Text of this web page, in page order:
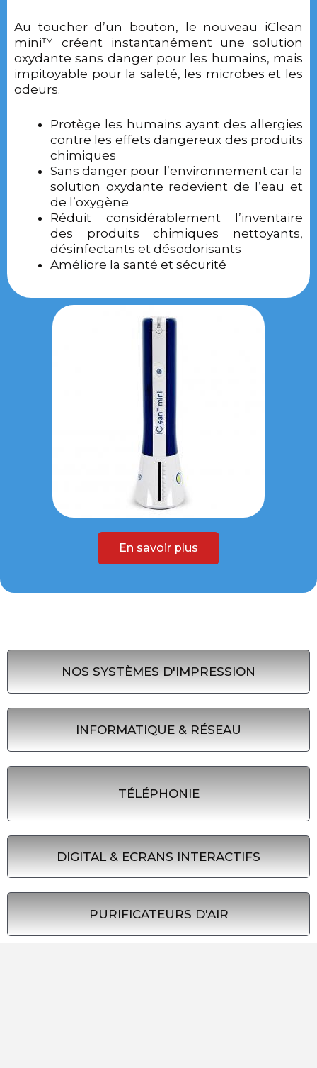
Au toucher d’un bouton, le nouveau iClean
mini™ créent instantanément une solution
oxydante sans danger pour les humains, mais
impitoyable pour la saleté, les microbes et les
odeurs.
Protège les humains ayant des allergies
contre les effets dangereux des produits
chimiques
Sans danger pour l’environnement car la
solution oxydante redevient de l’eau et
de l’oxygène
Réduit considérablement l’inventaire
des produits chimiques nettoyants,
désinfectants et désodorisants
Améliore la santé et sécurité
En savoir plus
NOS SYSTÈMES D'IMPRESSION
INFORMATIQUE & RÉSEAU
TÉLÉPHONIE
DIGITAL & ECRANS INTERACTIFS
PURIFICATEURS D'AIR